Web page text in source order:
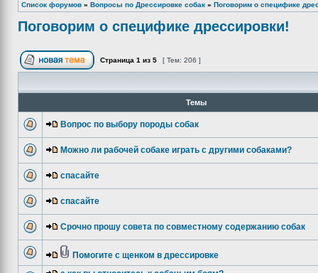
Список форумов » Вопросы по Дрессировке собак » Поговорим о специфике
Поговорим о специфике дрессировки!
Страница 1 из 5 [ Тем: 206 ]
Темы
Вопрос по выбору породы собак
Можно ли рабочей собаке играть с другими собаками?
спасайте
спасайте
Срочно прошу совета по совместному содержанию собак
Помогите с щенком в дрессировке